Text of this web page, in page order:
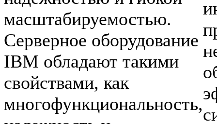
масштабируемостью.
Серверное оборудование
IBM обладают такими
свойствами, как
многофункциональность,